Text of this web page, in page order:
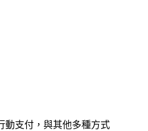
動支付，與其他多種方式